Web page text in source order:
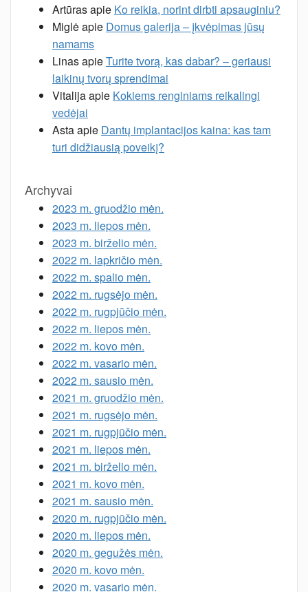
Artūrasapie Ko reikia, norint dirbti apsauginiu?
Miglėapie Domus galerija – įkvėpimas jūsų
namams
LinasapieTurite tvorą, kas dabar? – geriausi
laikinų tvorų sprendimai
Vitalijaapie Kokiems renginiams reikalingi
vedėjai
Astaapie Dantų implantacijos kaina: kas tam
turi didžiausią poveikį?
Archyvai
2023 m. gruodžio mėn.
2023 m. liepos mėn.
2023 m. birželio mėn.
2022 m. lapkričio mėn.
2022 m. spalio mėn.
2022 m. rugsėjo mėn.
2022 m. rugpjūčio mėn.
2022 m. liepos mėn.
2022 m. kovo mėn.
2022 m. vasario mėn.
2022 m. sausio mėn.
2021 m. gruodžio mėn.
2021 m. rugsėjo mėn.
2021 m. rugpjūčio mėn.
2021 m. liepos mėn.
2021 m. birželio mėn.
2021 m. kovo mėn.
2021 m. sausio mėn.
2020 m. rugpjūčio mėn.
2020 m. liepos mėn.
2020 m. gegužės mėn.
2020 m. kovo mėn.
2020 m. vasario mėn.